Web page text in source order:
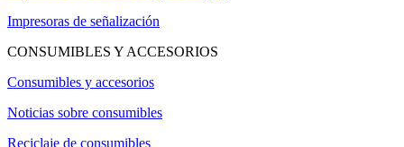
Impresoras de señalización
CONSUMIBLES Y ACCESORIOS
Consumibles y accesorios
Noticias sobre consumibles
Reciclaje de consumibles